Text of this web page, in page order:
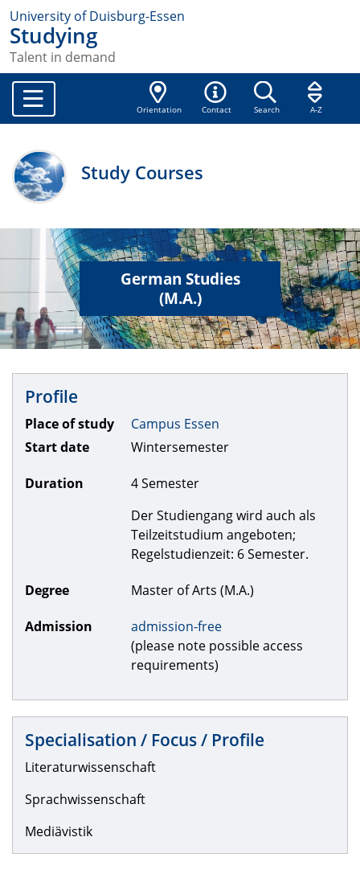
University of Duisburg-Essen
Studying
Talent in demand
Orientation Contact Search A-Z
Study Courses
German Studies
(M.A.)
Profile
Place of study
Campus Essen
Start date
Wintersemester
Duration
4 Semester
Der Studiengang wird auch als
Teilzeitstudium angeboten;
Regelstudienzeit: 6 Semester.
Degree Master of Arts (M.A.)
Admission
admission-free
(please note possible access
requirements)
Specialisation / Focus / Profile
Literaturwissenschaft
Sprachwissenschaft
Mediävistik